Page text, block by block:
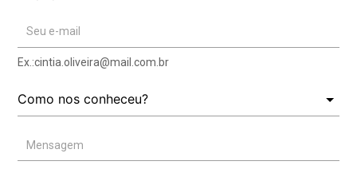
Seu e-mail
Ex.:cintia.oliveira@mail.com.br
Mensagem